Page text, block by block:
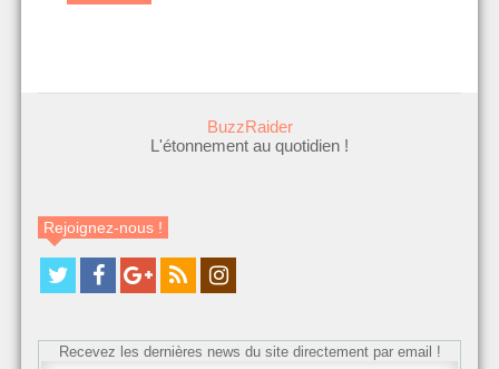
BuzzRaider
L'étonnement au quotidien !
Rejoignez-nous !
Recevez les dernières news du site directement par email !